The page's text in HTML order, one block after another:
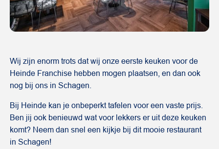
Wij zijn enorm trots dat wij onze eerste keuken voor de
Heinde Franchise hebben mogen plaatsen, en dan ook
nog bij ons in Schagen.
Bij Heinde kan je onbeperkt tafelen voor een vaste prijs.
Ben jij ook benieuwd wat voor lekkers er uit deze keuken
komt? Neem dan snel een kijkje bij dit mooie restaurant
in Schagen!